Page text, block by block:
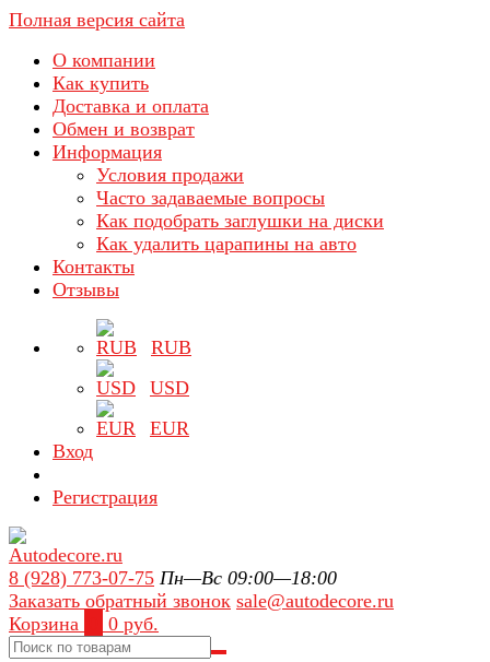
Полная версия сайта
О компании
Как купить
Доставка и оплата
Обмен и возврат
Информация
Условия продажи
Часто задаваемые вопросы
Как подобрать заглушки на диски
Как удалить царапины на авто
Контакты
Отзывы
RUB
USD
EUR
Вход
Регистрация
8 (928) 773-07-75 Пн—Вс 09:00—18:00
Заказать обратный звонок sale@autodecore.ru
Корзина
0 руб.